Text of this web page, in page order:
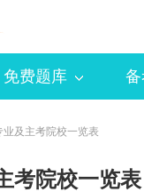
免费题库
业及主考院校一览表
考院校一览表